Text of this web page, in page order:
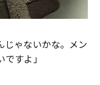
じゃないかな。メン
すよ」